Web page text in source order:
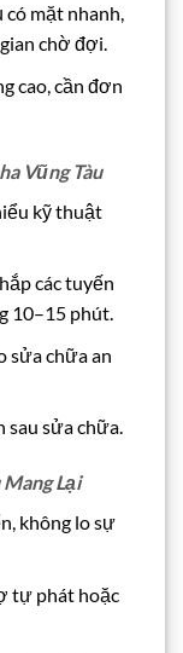
có mặt nhanh,
chờ đợi.
cao, cần đơn
Vũng Tàu
kỹ thuật
các tuyến
10–15 phút.
sửa chữa an
sau sửa chữa.
Lại
không lo sự
tự phát hoặc